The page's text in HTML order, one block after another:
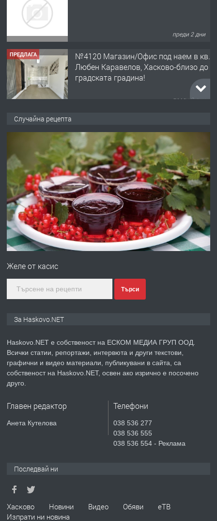
Любен Каравелов, Хасково-близо до
градската градина!
преди 2 дни
КУБА
преди 2 дни
ПРЕДЛАГА
Продавам парцел в гр. Хасково кв.
Хисаря до ток, вода,канализация,
асфалт 0889 537 426
преди 2 дни
ПРЕДЛАГА СГЛОБЯВАНЕ НА МЕБЕЛИ.
преди 3 дни
ПРЕДЛАГА
Къртене на бетон! Събаряне на
Апартамент за продажба
ПРЕДЛАГА
🔑 ОБЗАВЕДЕНА ГАРСОНИЕРА ПОД
Случайна рецепта
Желе от касис
Търси
За Haskovo.NET
Haskovo.NET е собственост на ЕСКОМ МЕДИА ГРУП ООД.
Всички статии, репортажи, интервюта и други текстови,
графични и видео материали, публикувани в сайта, са
собственост на Haskovo.NET, освен ако изрично е посочено
друго.
Главен редактор
Анета Кутелова
Телефони
038 536 277
038 536 555
038 536 554 - Реклама
Последвай ни
Хасково Новини Видео Обяви
еТВ
Изпрати ни новина